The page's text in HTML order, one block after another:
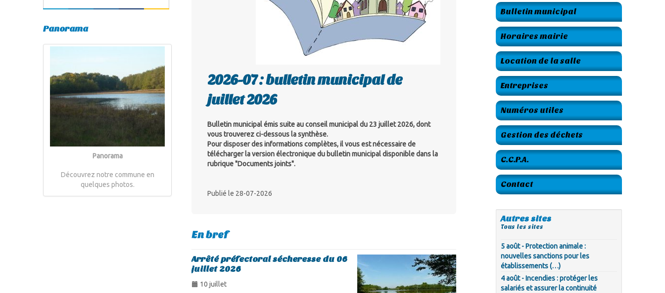
2026-07 : bulletin municipal de
juillet 2026
Bulletin municipal émis suite au conseil municipal du 23 juillet 2026, dont
vous trouverez ci-dessous la synthèse.
Pour disposer des informations complètes, il vous est nécessaire de
télécharger la version électronique du bulletin municipal disponible dans la
rubrique "Documents joints".
Publié le 28-07-2026
En bref
Arrêté préfectoral sécheresse du 06
juillet 2026
10 juillet
Bulletin municipal
Horaires mairie
Location de la salle
Entreprises
Numéros utiles
Gestion des déchets
C.C.P.A.
Contact
Autres sites
Tous les sites
5 août - Protection animale :
nouvelles sanctions pour les
établissements (…)
4 août - Incendies : protéger les
salariés et assurer la continuité
Panorama
Panorama
Découvrez notre commune en
quelques photos.